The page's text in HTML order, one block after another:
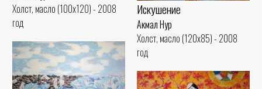
Искушение
Акмал Нур
Холст, масло (120x85) - 2008
год
Холст, масло (100x120) - 2008
год